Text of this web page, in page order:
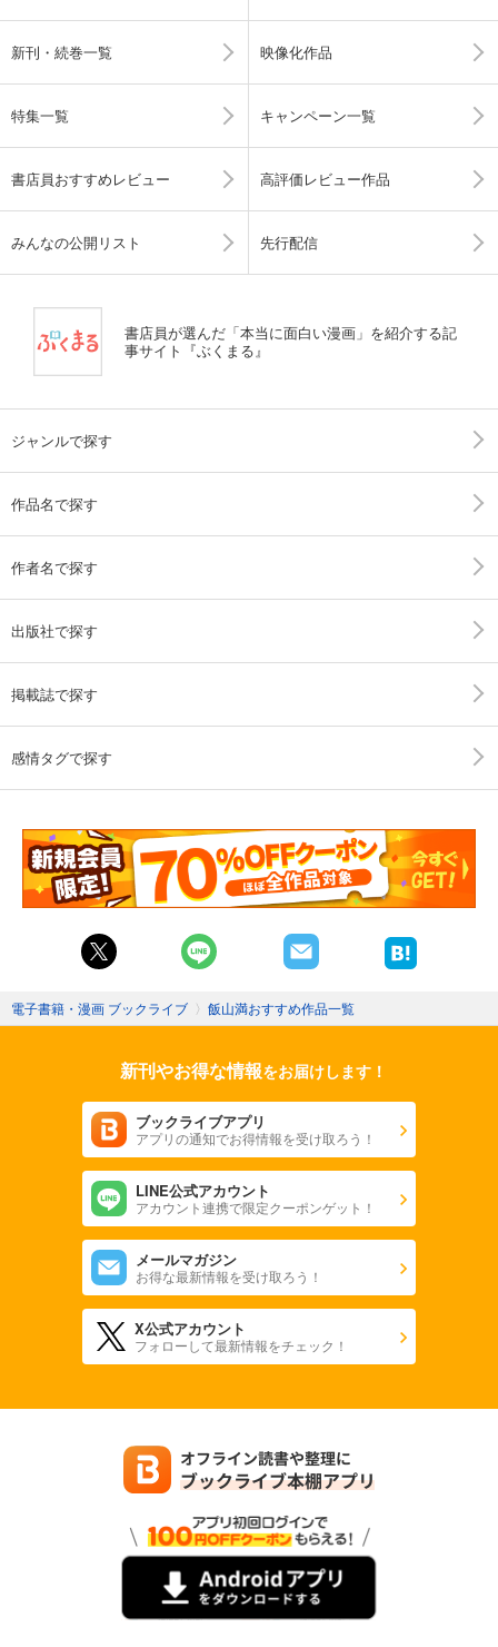
新刊・続巻一覧 映像化作品
特集一覧 キャンペーン一覧
書店員おすすめレビュー 高評価レビュー作品
みんなの公開リスト 先行配信
書店員が選んだ「本当に面白い漫画」を紹介する記
事サイト『ぶくまる』
ジャンルで探す
作品名で探す
作者名で探す
出版社で探す
掲載誌で探す
感情タグで探す
電子書籍・漫画 ブックライブ 〉 飯山満おすすめ作品一覧
新刊やお得な情報をお届けします！
ブックライブアプリ
アプリの通知でお得情報を受け取ろう！
LINE公式アカウント
アカウント連携で限定クーポンゲット！
メールマガジン
お得な最新情報を受け取ろう！
X公式アカウント
フォローして最新情報をチェック！